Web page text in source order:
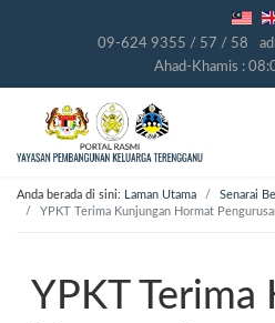
09-624 9355 / 57 / 58
Ahad-Khamis :
Anda berada di sini: Laman Utama
Senarai
YPKT Terima Kunjungan Hormat
YPKT Terima